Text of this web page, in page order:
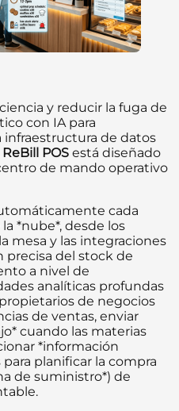
y reducir la fuga de
con IA para
infraestructura de datos
ReBill POS está diseñado
de mando operativo
cada
*nube*, desde los
mesa y las integraciones
precisa del stock de
a nivel de
analíticas profundas
de negocios
de ventas, enviar
cuando las materias
*información
planificar la compra
de suministro*) de